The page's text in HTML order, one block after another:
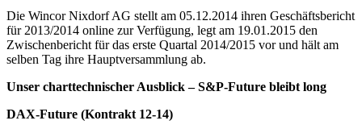
Die Wincor Nixdorf AG stellt am 05.12.2014 ihren Geschäftsbericht
für 2013/2014 online zur Verfügung, legt am 19.01.2015 den
Zwischenbericht für das erste Quartal 2014/2015 vor und hält am
selben Tag ihre Hauptversammlung ab.
Unser charttechnischer Ausblick – S&P-Future bleibt long
DAX-Future (Kontrakt 12-14)